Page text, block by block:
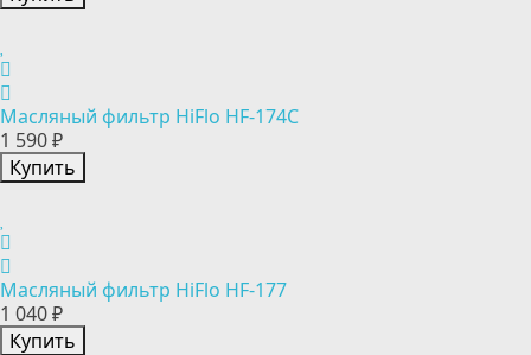
Масляный фильтр HiFlo HF-174C
1 590 ₽
Купить
Масляный фильтр HiFlo HF-177
1 040 ₽
Купить